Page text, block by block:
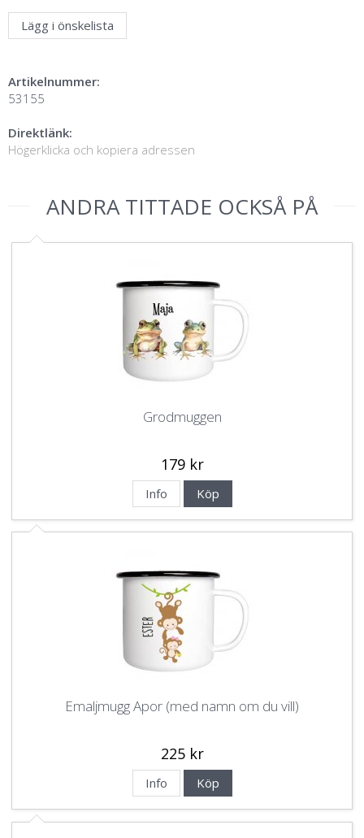
Lägg i önskelista
Artikelnummer:
53155
Direktlänk:
Högerklicka och kopiera adressen
ANDRA TITTADE OCKSÅ PÅ
Grodmuggen
179 kr
Info Köp
Emaljmugg Apor (med namn om du vill)
225 kr
Info Köp